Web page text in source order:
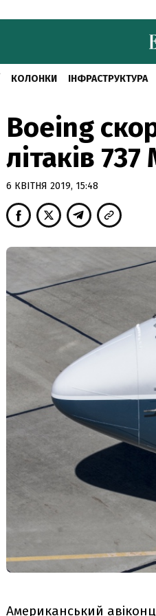
КОЛОНКИ ІНФРАСТРУКТУРА
Boeing
літаків 737
6 КВІТНЯ 2019, 15:48
Американський